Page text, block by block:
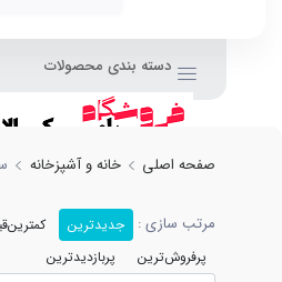
دسته بندی محصولات
صفحه اصلی خانه و آشپزخانه
مرتب سازی : جدیدترین
پرفروش‌ترین
پربازدیدترین